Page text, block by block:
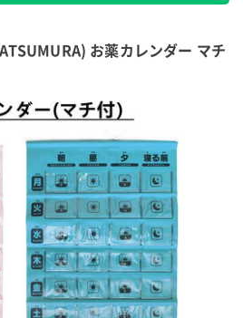
お薬カレンダー マチ